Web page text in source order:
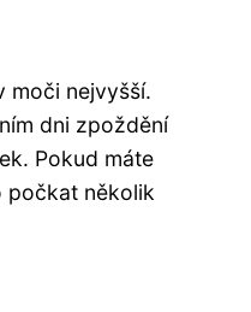
moči nejvyšší.
dni zpoždění
Pokud máte
počkat několik